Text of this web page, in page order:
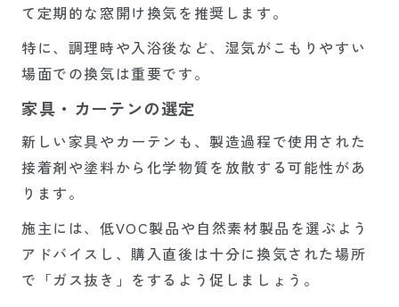
て定期的な窓開け換気を推奨します。
特に、調理時や入浴後など、湿気がこもりやすい
場面での換気は重要です。
家具・カーテンの選定
新しい家具やカーテンも、製造過程で使用された
接着剤や塗料から化学物質を放散する可能性があ
ります。
施主には、低VOC製品や自然素材製品を選ぶよう
アドバイスし、購入直後は十分に換気された場所
で「ガス抜き」をするよう促しましょう。